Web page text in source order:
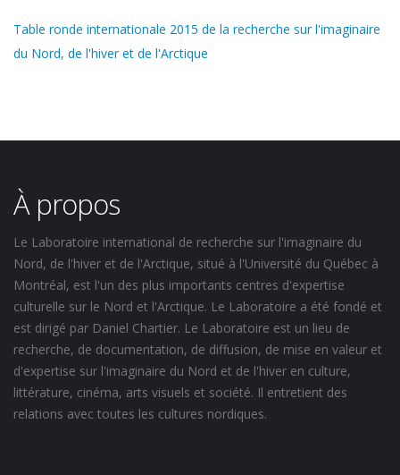
Table ronde internationale 2015 de la recherche sur l'imaginaire
du Nord, de l'hiver et de l'Arctique
À propos
Le Laboratoire international de recherche sur l'imaginaire du
Nord, de l'hiver et de l'Arctique, situé à l'Université du Québec à
Montréal, est l'un des plus importants centres d'expertise
culturelle sur le Nord et l'Arctique. Le Laboratoire a été fondé et
est dirigé par Daniel Chartier. Le Laboratoire est un lieu de
recherche, de documentation, de diffusion, de mise en valeur et
d'expertise sur l'imaginaire du Nord et de l'hiver en culture,
littérature, cinéma, arts visuels et société. Il entretient des
relations avec toutes les cultures nordiques.